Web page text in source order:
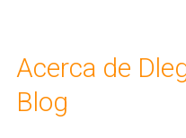
Acerca de
Blog